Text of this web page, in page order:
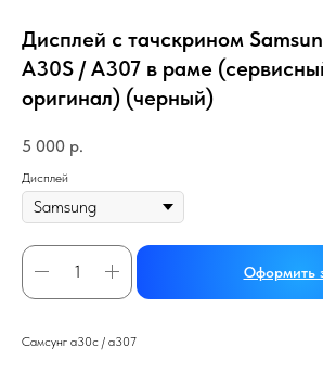
Дисплей с тачскрином
A30S / A307 в раме
оригинал) (черный)
5 000 р.
Дисплей
Оформить
Самсунг а30с / а307